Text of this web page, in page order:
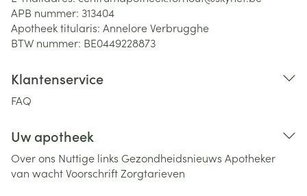
APB nummer: 313404
Apotheek titularis: Annelore Verbrugghe
BTW nummer: BE0449228873
Klantenservice
FAQ
Uw apotheek
Over ons Nuttige links Gezondheidsnieuws Apotheker
van wachtVoorschriftZorgtarieven